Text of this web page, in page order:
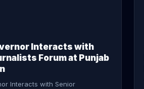
Interacts with
Forum at Punjab
Interacts with Senior